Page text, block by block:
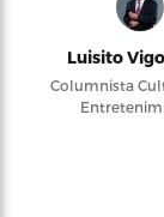
Luisito
Columnista